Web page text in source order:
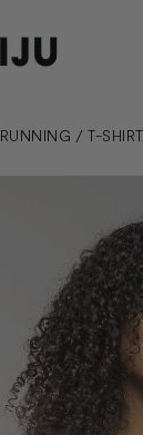
RUNNING / T-